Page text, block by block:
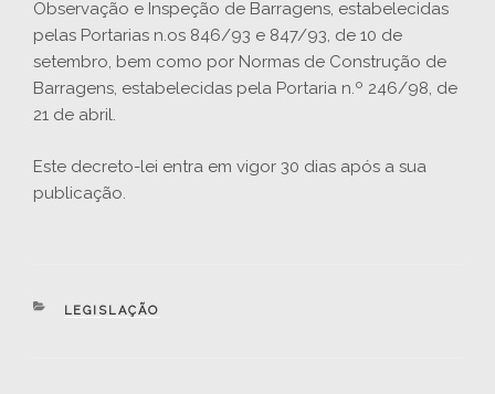
Observação e Inspeção de Barragens, estabelecidas
pelas Portarias n.os 846/93 e 847/93, de 10 de
setembro, bem como por Normas de Construção de
Barragens, estabelecidas pela Portaria n.º 246/98, de
21 de abril.
Este decreto-lei entra em vigor 30 dias após a sua
publicação.
CATEGORIAS
LEGISLAÇÃO